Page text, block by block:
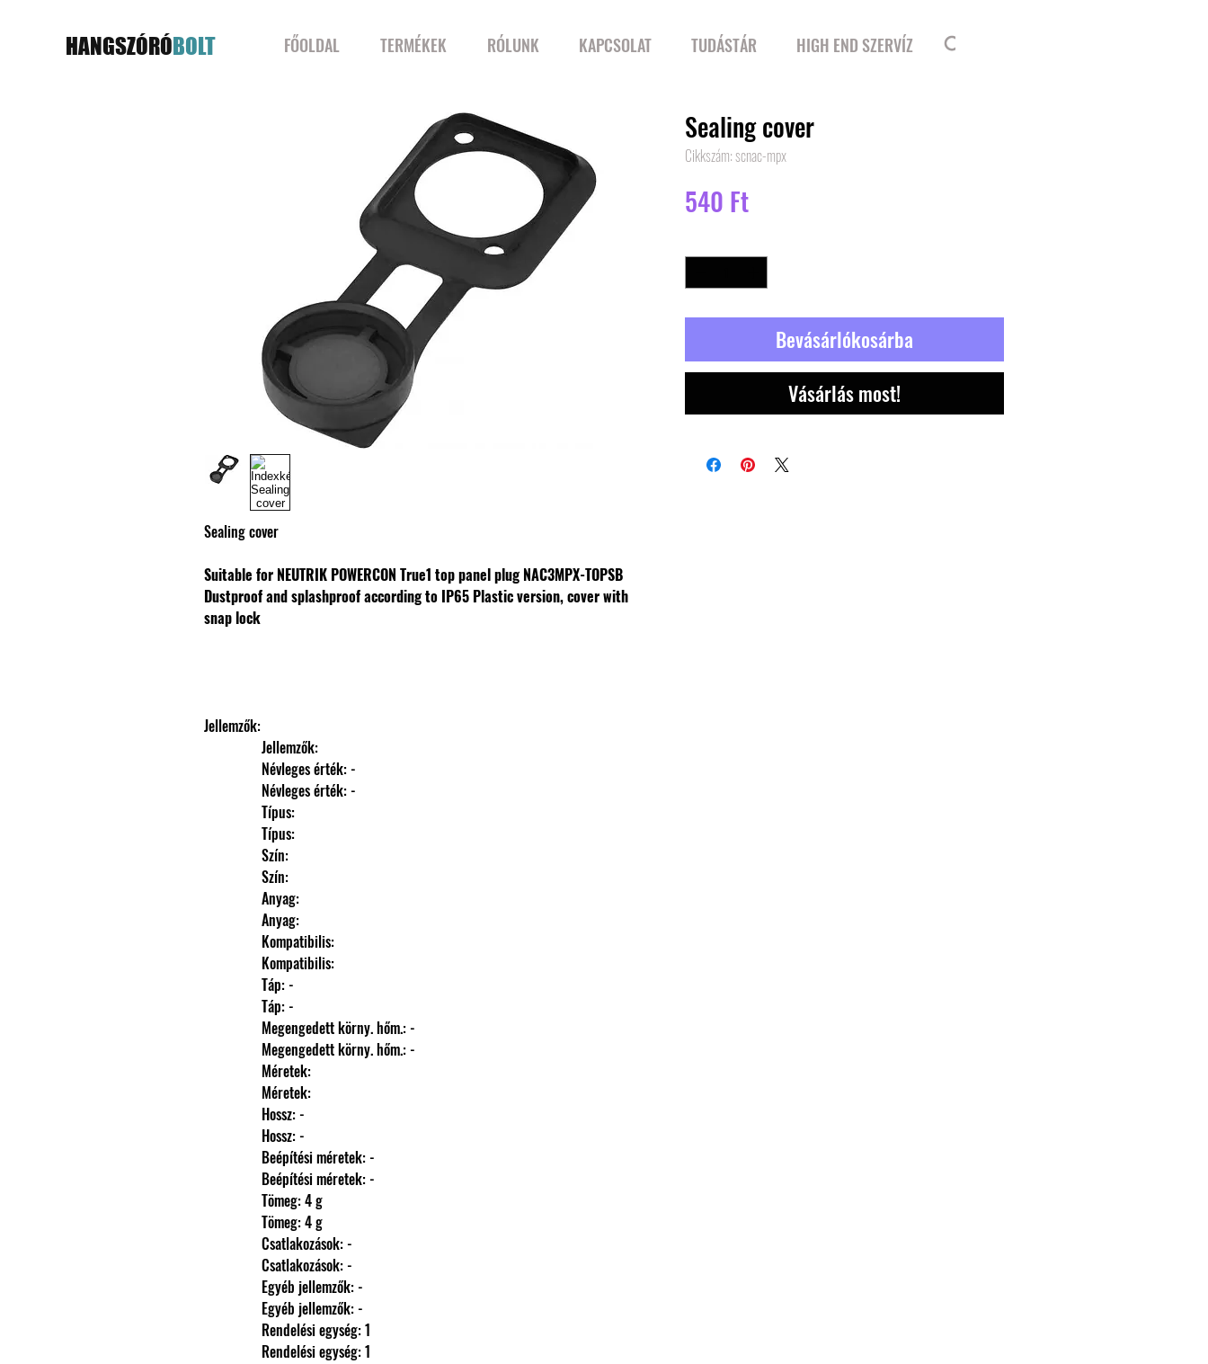
HANGSZÓRÓBOLT FŐOLDAL TERMÉKEK RÓLUNK KAPCSOLAT TUDÁSTÁR HIGH END SZERVÍZ
Sealing cover
Suitable for NEUTRIK POWERCON True1 top panel plug NAC3MPX-TOPSB
Dustproof and splashproof according to IP65 Plastic version, cover with
snap lock
Jellemzők:
                Jellemzők:
                Névleges érték: -
                Névleges érték: -
                Típus:
                Típus:
                Szín:
                Szín:
                Anyag:
                Anyag:
                Kompatibilis:
                Kompatibilis:
                Táp: -
                Táp: -
                Megengedett körny. hőm.: -
                Megengedett körny. hőm.: -
                Méretek:
                Méretek:
                Hossz: -
                Hossz: -
                Beépítési méretek: -
                Beépítési méretek: -
                Tömeg: 4 g
                Tömeg: 4 g
                Csatlakozások: -
                Csatlakozások: -
                Egyéb jellemzők: -
                Egyéb jellemzők: -
                Rendelési egység: 1
                Rendelési egység: 1
Sealing cover
Cikkszám: scnac-mpx
540 FtÁr
Bevásárlókosárba
Vásárlás most!